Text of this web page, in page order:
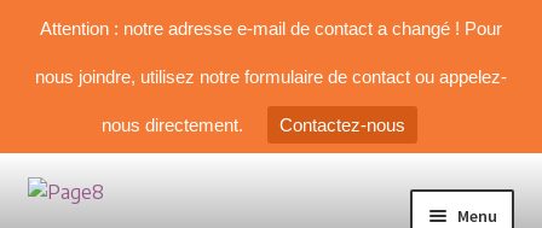
Attention : notre adresse e-mail de contact a changé ! Pour
nous joindre, utilisez notre formulaire de contact ou appelez-
nous directement. Contactez-nous
Aller à la navigation
Aller au contenu
Menu